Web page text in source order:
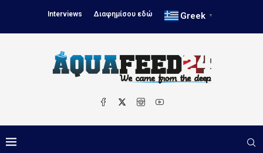
Interviews Διαφημίσου εδώ Greek ▼